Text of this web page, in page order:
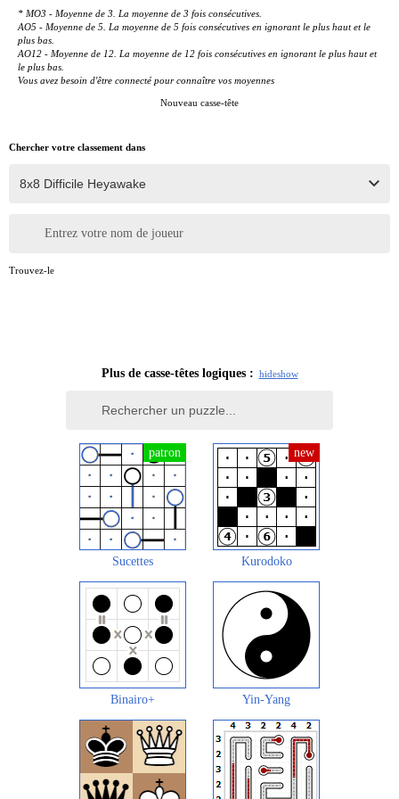
* MO3 - Moyenne de 3. La moyenne de 3 fois consécutives.
AO5 - Moyenne de 5. La moyenne de 5 fois consécutives en ignorant le plus haut et le
plus bas.
AO12 - Moyenne de 12. La moyenne de 12 fois consécutives en ignorant le plus haut et
le plus bas.
Vous avez besoin d'être connecté pour connaître vos moyennes
Nouveau casse-tête
Chercher votre classement dans
Entrez votre nom de joueur
Trouvez-le
Plus de casse-têtes logiques : hideshow
Sucettes Kurodoko
Binairo+ Yin-Yang